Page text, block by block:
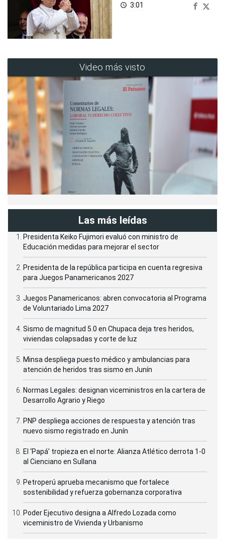
access_time 3:01
Video más visto
Las más leídas
Presidenta Keiko Fujimori evaluó con ministro de
Educación medidas para mejorar el sector
Presidenta de la república participa en cuenta regresiva
para Juegos Panamericanos 2027
Juegos Panamericanos: abren convocatoria al Programa
de Voluntariado Lima 2027
Sismo de magnitud 5.0 en Chupaca deja tres heridos,
viviendas colapsadas y corte de luz
Minsa despliega puesto médico y ambulancias para
atención de heridos tras sismo en Junín
Normas Legales: designan viceministros en la cartera de
Desarrollo Agrario y Riego
PNP despliega acciones de respuesta y atención tras
nuevo sismo registrado en Junín
El ‘Papá’ tropieza en el norte: Alianza Atlético derrota 1-0
al Cienciano en Sullana
Petroperú aprueba mecanismo que fortalece
sostenibilidad y refuerza gobernanza corporativa
Poder Ejecutivo designa a Alfredo Lozada como
viceministro de Vivienda y Urbanismo